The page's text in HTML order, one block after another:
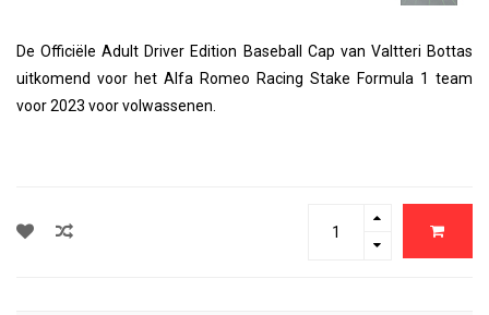
De Officiële Adult Driver Edition Baseball Cap van Valtteri Bottas
uitkomend voor het Alfa Romeo Racing Stake Formula 1 team
voor 2023 voor volwassenen.